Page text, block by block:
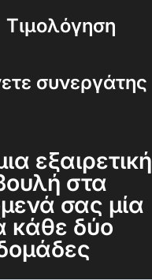
Τιμολόγηση
συνεργάτης
εξαιρετική
στα
σας μία
κάθε δύο